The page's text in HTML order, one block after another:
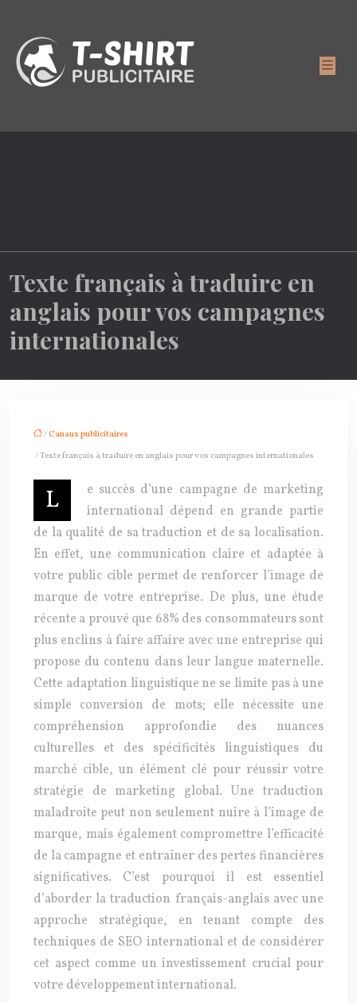
Texte français à traduire en
anglais pour vos campagnes
internationales
/Canaux publicitaires
/ Texte français à traduire en anglais pour vos campagnes internationales
L
e succès d’une campagne de marketing
international dépend en grande partie
de la qualité de sa traduction et de sa localisation.
En effet, une communication claire et adaptée à
votre public cible permet de renforcer l’image de
marque de votre entreprise. De plus, une étude
récente a prouvé que 68% des consommateurs sont
plus enclins à faire affaire avec une entreprise qui
propose du contenu dans leur langue maternelle.
Cette adaptation linguistique ne se limite pas à une
simple conversion de mots; elle nécessite une
compréhension approfondie des nuances
culturelles et des spécificités linguistiques du
marché cible, un élément clé pour réussir votre
stratégie de marketing global. Une traduction
maladroite peut non seulement nuire à l’image de
marque, mais également compromettre l’efficacité
de la campagne et entraîner des pertes financières
significatives. C’est pourquoi il est essentiel
d’aborder la traduction français-anglais avec une
approche stratégique, en tenant compte des
techniques de SEO international et de considérer
cet aspect comme un investissement crucial pour
votre développement international.